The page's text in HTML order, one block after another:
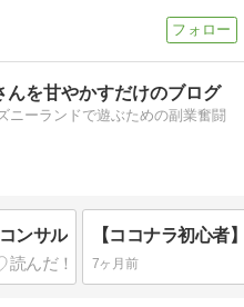
んを甘やかすだけのブログ
ニーランドで遊ぶための副業奮闘
ンサル
7ヶ月前